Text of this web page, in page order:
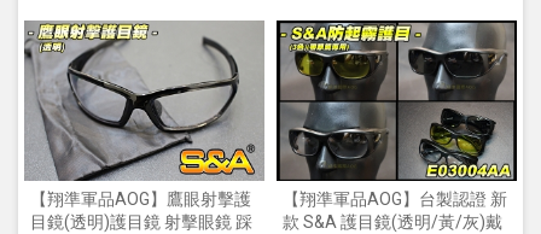
【翔準軍品AOG】鷹眼射擊護
目鏡(透明)護目鏡 射擊眼鏡 踩
【翔準軍品AOG】台製認證 新
款 S&A 護目鏡(透明/黃/灰)戴